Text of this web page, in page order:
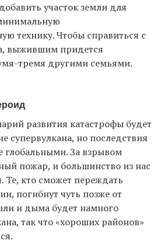
участок земли для
технику. Чтобы справиться с
выжившим придется
тремя другими семьями.
развития катастрофы будет
супервулкана, но последствия
глобальными. За взрывом
пожар, и большинство из нас
Те, кто сможет переждать
погибнут чуть позже от
и дыма будет намного
так что «хороших районов»